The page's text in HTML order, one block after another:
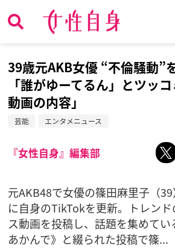
39歳元AKB女優 “不倫騒動”
「誰がゆーてるん」とツッ
動画の内容」
芸能 エンタメニュース
『女性自身』編集部
元AKB48で女優の篠田麻里子（
に自身のTikTokを更新。トレン
ス動画を投稿し、話題を集めて
あかんで》と綴られた投稿で篠...